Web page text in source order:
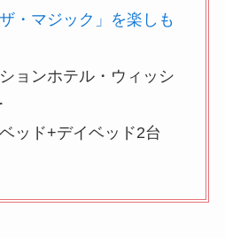
・マジック」を楽しも
ョンホテル・ウィッシ
ッド+デイベッド2台